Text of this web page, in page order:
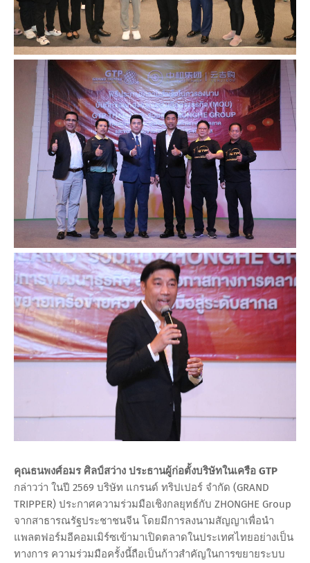
คุณธนพงศ์อมร ศิลป์สว่าง ประธานผู้ก่อตั้งบริษัทในเครือ GTP
กล่าวว่า ในปี 2569 บริษัท แกรนด์ ทริปเปอร์ จำกัด (GRAND
TRIPPER) ประกาศความร่วมมือเชิงกลยุทธ์กับ ZHONGHE Group
จากสาธารณรัฐประชาชนจีน โดยมีการลงนามสัญญาเพื่อนำ
แพลตฟอร์มอีคอมเมิร์ซเข้ามาเปิดตลาดในประเทศไทยอย่างเป็น
ทางการ ความร่วมมือครั้งนี้ถือเป็นก้าวสำคัญในการขยายระบบ